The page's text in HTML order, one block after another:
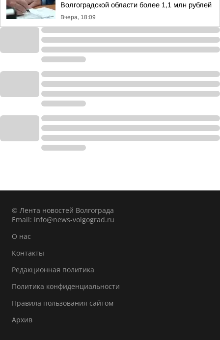
Волгоградской области более 1,1 млн рублей
Вчера, 18:09
© Лента новостей Волгограда
Email: info@news-volgograd.ru
О нас
Контакты
Редакционная политика
Политика конфиденциальности
Правила пользования сайтом
Архив